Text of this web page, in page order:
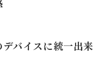
バイスに統一出来